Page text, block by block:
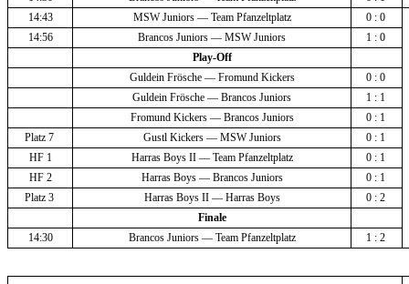
14:43
MSW Juniors — Team Pfanzeltplatz
0 : 0
14:56
Brancos Juniors — MSW Juniors
1 : 0
Play-Off
Guldein Frösche — Fromund Kickers
0 : 0
Guldein Frösche — Brancos Juniors
1 : 1
Fromund Kickers — Brancos Juniors
0 : 1
Platz 7
Gustl Kickers — MSW Juniors
0 : 1
HF 1
Harras Boys II — Team Pfanzeltplatz
0 : 1
HF 2
Harras Boys — Brancos Juniors
0 : 1
Platz 3
Harras Boys II — Harras Boys
0 : 2
Finale
14:30
Brancos Juniors — Team Pfanzeltplatz 1 : 2